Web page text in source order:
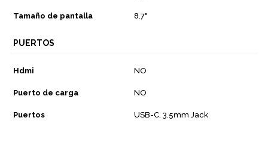
Tamaño de pantalla 8.7"
PUERTOS
Hdmi NO
Puerto de carga NO
Puertos USB-C, 3.5mm Jack